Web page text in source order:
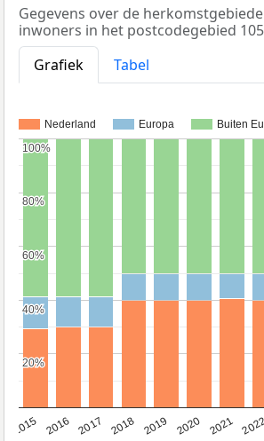
Gegevens over de
inwoners in het postcodegebied
Grafiek
Tabel
Nederland Europa Buiten
2015 2016 2017 2018 2019 2020 2021
20%
20%
40%
40%
60%
60%
80%
80%
100%
100%